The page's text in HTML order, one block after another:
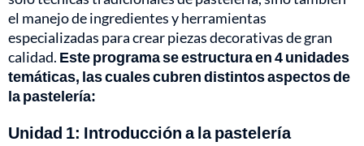
el manejo de ingredientes y herramientas
especializadas para crear piezas decorativas de gran
calidad. Este programa se estructura en 4 unidades
temáticas, las cuales cubren distintos aspectos de
la pastelería:
Unidad 1: Introducción a la pastelería